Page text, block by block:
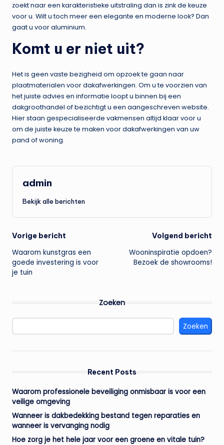
zoekt naar een karakteristieke uitstraling dan is zink de keuze
voor u. Wilt u toch meer een elegante en moderne look? Dan
gaat u voor aluminium.
Komt u er niet uit?
Het is geen vaste bezigheid om opzoek te gaan naar
plaatmaterialen voor dakafwerkingen. Om u te voorzien van
het juiste advies en informatie loopt u binnen bij een
dakgroothandel of bezichtigt u een aangeschreven website.
Hier staan gespecialiseerde vakmensen altijd klaar voor u
om de juiste keuze te maken voor dakafwerkingen van uw
pand of woning.
admin
Bekijk alle berichten
Bericht
navigatie
Vorige bericht
Waarom kunstgras een
goede investering is voor
je tuin
Volgend bericht
Wooninspiratie opdoen?
Bezoek de showrooms!
Zoeken
Zoeken
Recent Posts
Waarom professionele beveiliging onmisbaar is voor een
veilige omgeving
Wanneer is dakbedekking bestand tegen reparaties en
wanneer is vervanging nodig
Hoe zorg je het hele jaar voor een groene en vitale tuin?